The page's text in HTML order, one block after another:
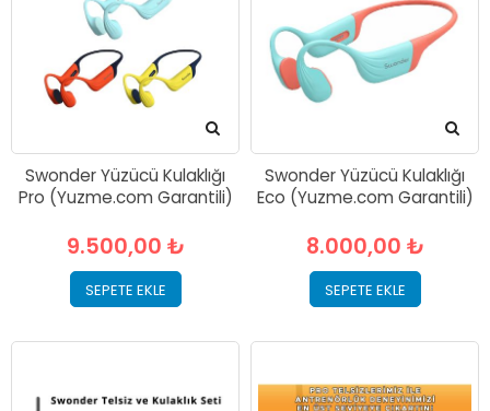
Swonder Yüzücü Kulaklığı
Pro (Yuzme.com Garantili)
9.500,00 ₺
SEPETE EKLE
Swonder Yüzücü Kulaklığı
Eco (Yuzme.com Garantili)
8.000,00 ₺
SEPETE EKLE